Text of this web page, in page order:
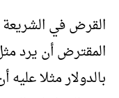
القرض في الشريعة
المقترض أن يرد
بالدولار مثلا